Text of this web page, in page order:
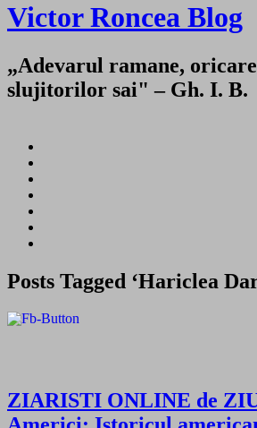
Victor Roncea Blog
„Adevarul ramane,
slujitorilor sai" – Gh. I. B.
Posts Tagged ‘Hariclea
ZIARISTI ONLINE de